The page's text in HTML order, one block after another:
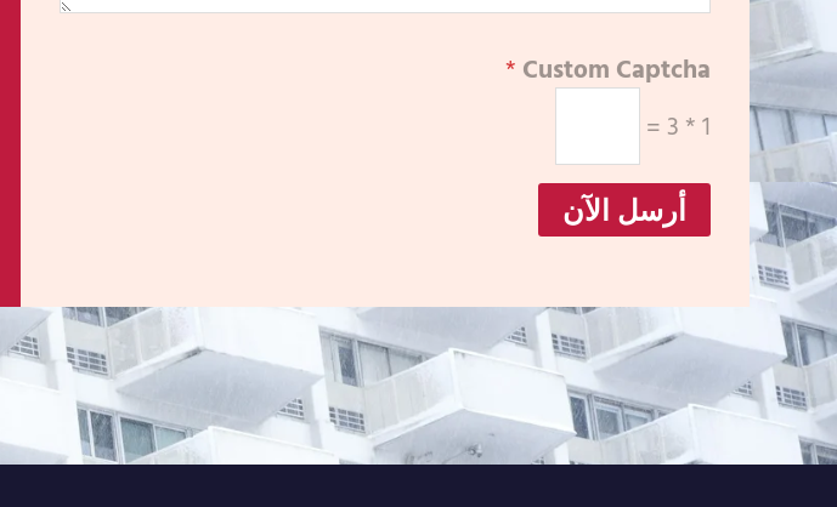
Custom Captcha
*
1
*
3
=
أرسل الآن